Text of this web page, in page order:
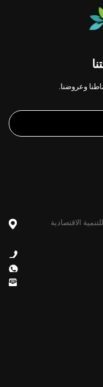
وعروضنا.
للتنمية الاقتصادية